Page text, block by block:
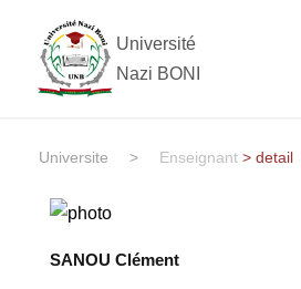
Université
Nazi BONI
Universite > Enseignant > detail
SANOU Clément